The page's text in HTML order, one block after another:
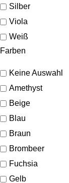
Silber
Viola
Weiß
Farben
Keine Auswahl
Amethyst
Beige
Blau
Braun
Brombeer
Fuchsia
Gelb